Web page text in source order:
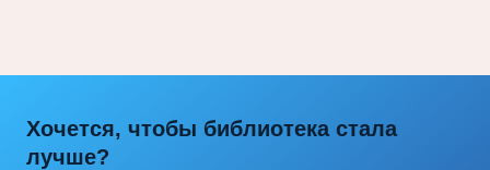
Хочется, чтобы библиотека стала
лучше?